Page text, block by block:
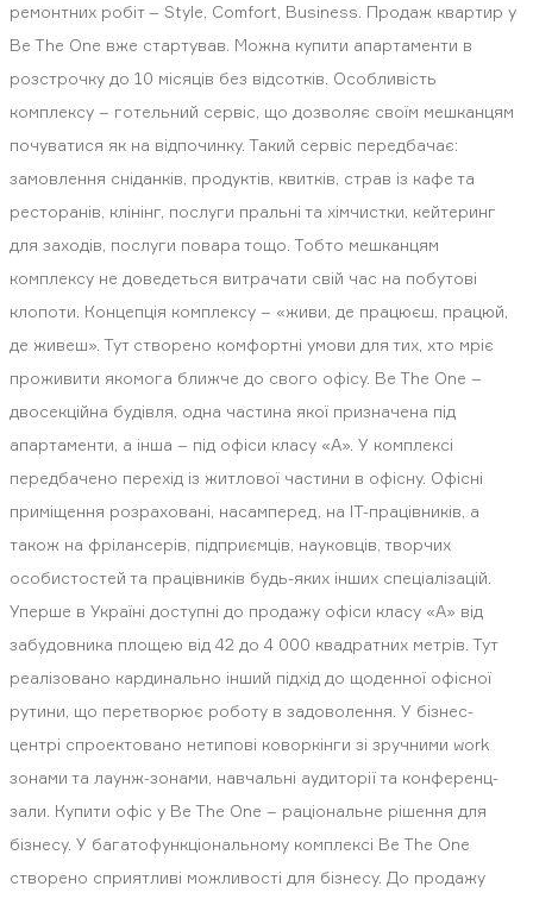
ремонтних робіт – Style, Comfort, Business. Продаж квартир у
Be The One вже стартував. Можна купити апартаменти в
розстрочку до 10 місяців без відсотків. Особливість
комплексу – готельний сервіс, що дозволяє своїм мешканцям
почуватися як на відпочинку. Такий сервіс передбачає:
замовлення сніданків, продуктів, квитків, страв із кафе та
ресторанів, клінінг, послуги пральні та хімчистки, кейтеринг
для заходів, послуги повара тощо. Тобто мешканцям
комплексу не доведеться витрачати свій час на побутові
клопоти. Концепція комплексу – «живи, де працюєш, працюй,
де живеш». Тут створено комфортні умови для тих, хто мріє
проживити якомога ближче до свого офісу. Be The One –
двосекційна будівля, одна частина якої призначена під
апартаменти, а інша – під офіси класу «А». У комплексі
передбачено перехід із житлової частини в офісну. Офісні
приміщення розраховані, насамперед, на ІТ-працівників, а
також на фрілансерів, підприємців, науковців, творчих
особистостей та працівників будь-яких інших спеціалізацій.
Уперше в Україні доступні до продажу офіси класу «А» від
забудовника площею від 42 до 4 000 квадратних метрів. Тут
реалізовано кардинально інший підхід до щоденної офісної
рутини, що перетворює роботу в задоволення. У бізнес-
центрі спроектовано нетипові коворкінги зі зручними work
зонами та лаунж-зонами, навчальні аудиторії та конференц-
зали. Купити офіс у Be The One – раціональне рішення для
бізнесу. У багатофункціональному комплексі Be The One
створено сприятливі можливості для бізнесу. До продажу